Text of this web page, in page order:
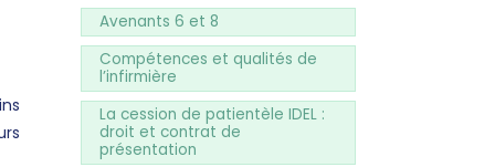
Avenants 6 et 8
Compétences et qualités de
l’infirmière
La cession de patientèle IDEL :
droit et contrat de
présentation